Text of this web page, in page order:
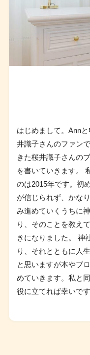
はじめまして。Ann
井識子さんのファン
きた桜井識子さんの
を書いていきます。
のは2015年です。初
が信じられず、かな
み進めていくうちに
り、そのことを教え
きになりました。 神
り、それとともに人
と思いますが本やブ
めていきます。私と
役に立てれば幸いです